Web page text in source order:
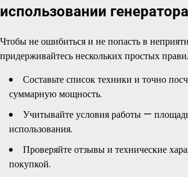
использовании генератора
Чтобы не ошибиться и не попасть в
придерживайтесь нескольких простых
Составьте список техники и точно
суммарную мощность.
Учитывайте условия работы — площадь
использования.
Проверяйте отзывы и технические
покупкой.